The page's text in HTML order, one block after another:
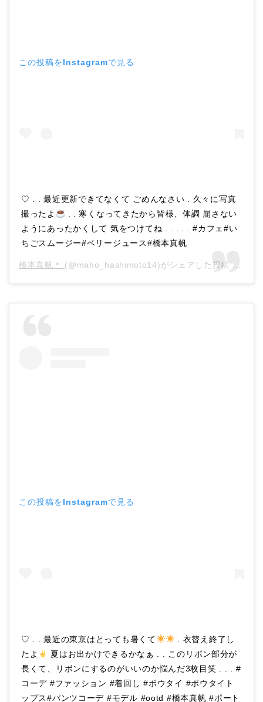
この投稿をInstagramで見る
♡ . . 最近更新できてなくて ごめんなさい . 久々に写真
撮ったよ
. . 寒くなってきたから皆様、体調 崩さない
ようにあったかくして 気をつけてね . . . . . #カフェ#い
ちごスムージー#ベリージュース#橋本真帆
橋本真帆＊ (@maho_hashimoto14)がシェアした投稿 –
この投稿をInstagramで見る
♡ . . 最近の東京はとっても暑くて
. 衣替え終了し
たよ
夏はお出かけできるかなぁ . . このリボン部分が
長くて、リボンにするのがいいのか悩んだ3枚目笑 . . . #
コーデ #ファッション #着回し #ボウタイ #ボウタイト
ップス#パンツコーデ #モデル #ootd #橋本真帆 #ポート